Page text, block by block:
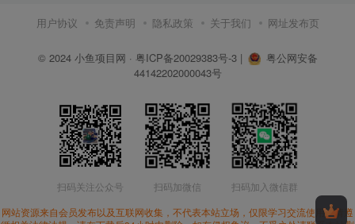
用户协议 免责声明 隐私政策 关于我们 网址发布页
© 2024 小鱼项目网 · 粤ICP备20029383号-3|
粤公网安备
44142202000043号
扫码关注公众号 扫码加微信
扫码加入微信群
网站资源来自会员发布以及互联网收集，不代表本站立场，仅限学习交流使用。请遵